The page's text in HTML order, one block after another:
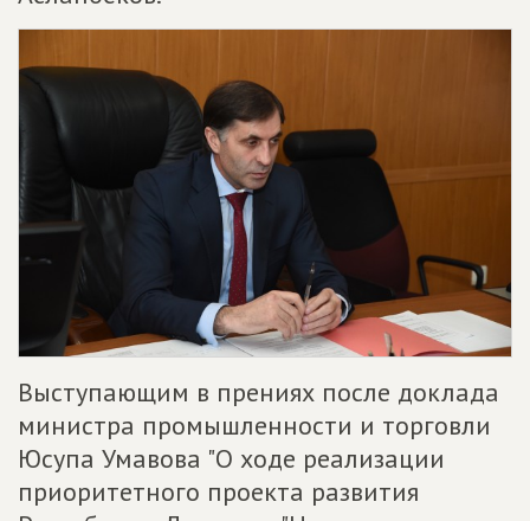
Выступающим в прениях после доклада
министра промышленности и торговли
Юсупа Умавова "О ходе реализации
приоритетного проекта развития